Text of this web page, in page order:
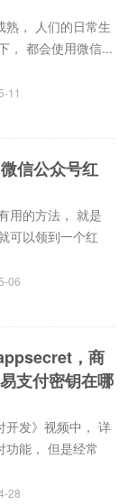
熟， 人们的日常生
， 都会使用微信...
11
信公众号红
用的方法， 就是
可以领到一个红
06
，商
支付密钥在哪
开发》视频中， 详
功能， 但是经常
28